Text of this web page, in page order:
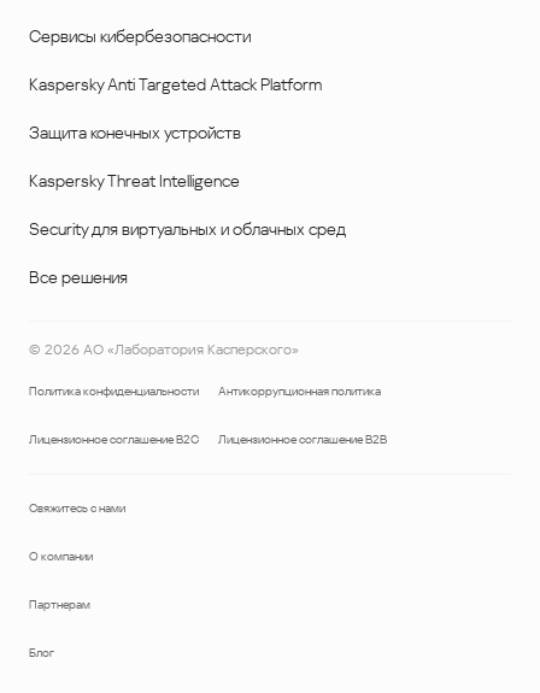
Сервисы кибербезопасности
Kaspersky Anti Targeted Attack Platform
Защита конечных устройств
Kaspersky Threat Intelligence
Security для виртуальных и облачных сред
Все решения
© 2026 АО «Лаборатория Касперского»
Политика конфиденциальности Антикоррупционная политика
Лицензионное соглашение B2C Лицензионное соглашение B2B
Свяжитесь с нами
О компании
Партнерам
Блог